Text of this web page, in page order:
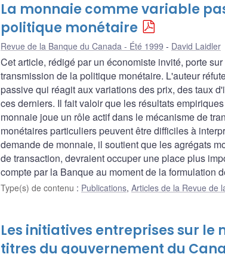
La monnaie comme variable
politique monétaire
Revue de la Banque du Canada - Été 1999 David Laidler
Cet article, rédigé par un économiste invité, porte
transmission de la politique monétaire. L'auteur
passive qui réagit aux variations des prix, des taux
ces derniers. Il fait valoir que les résultats
monnaie joue un rôle actif dans le mécanisme de
monétaires particuliers peuvent être difficiles à
demande de monnaie, il soutient que les agrégats
de transaction, devraient occuper une place plus
compte par la Banque au moment de la formulation
Type(s) de contenu : Publications, Articles de la Revue de
Les initiatives entreprises sur le
titres du gouvernement du